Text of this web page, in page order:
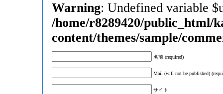
Warning: Undefined variable
/home/r8289420/public_html/
content/themes/sample/
名前 (required)
Mail (will not be published)
サイト